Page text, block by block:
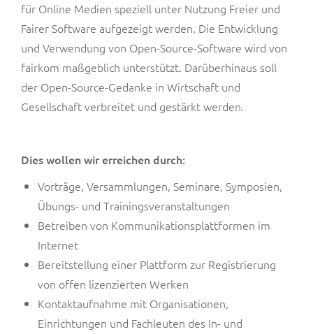
für Online Medien speziell unter Nutzung Freier und
Fairer Software aufgezeigt werden. Die Entwicklung
und Verwendung von Open-Source-Software wird von
fairkom maßgeblich unterstützt. Darüberhinaus soll
der Open-Source-Gedanke in Wirtschaft und
Gesellschaft verbreitet und gestärkt werden.
Dies wollen wir erreichen durch:
Vorträge, Versammlungen, Seminare, Symposien,
Übungs- und Trainingsveranstaltungen
Betreiben von Kommunikationsplattformen im
Internet
Bereitstellung einer Plattform zur Registrierung
von offen lizenzierten Werken
Kontaktaufnahme mit Organisationen,
Einrichtungen und Fachleuten des In- und